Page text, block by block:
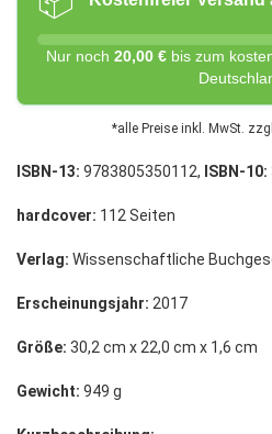
Nur noch 20,00 € bis zum
*alle Preise inkl. MwSt.
ISBN-13: 9783805350112, ISBN-10:
hardcover: 112 Seiten
Verlag: Wissenschaftliche
Erscheinungsjahr: 2017
Größe: 30,2 cm x 22,0 cm x 1,6 cm
Gewicht: 949 g